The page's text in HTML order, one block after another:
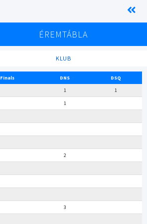
ÉREMTÁBLA
KLUB
Finals DNS
DSQ
1
1
1
2
3